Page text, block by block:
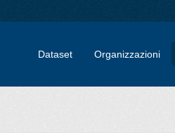
Dataset Organizzazioni